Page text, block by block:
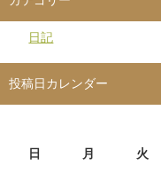
日記
投稿日カレンダー
日 月 火